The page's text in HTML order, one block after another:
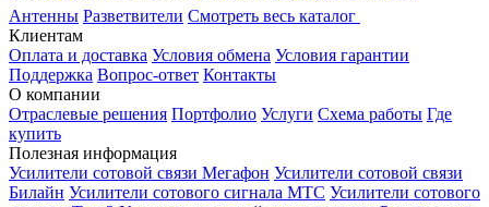
Антенны Разветвители Смотреть весь каталог
Клиентам
Оплата и доставка Условия обмена Условия гарантии
Поддержка Вопрос-ответ Контакты
О компании
Отраслевые решения Портфолио Услуги Схема работы Где
купить
Полезная информация
Усилители сотовой связи Мегафон Усилители сотовой связи
Билайн Усилители сотового сигнала МТС Усилители сотового